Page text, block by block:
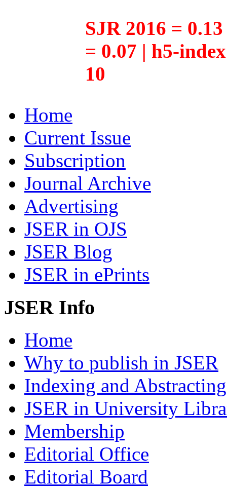
SJR 2016 =
= 0.07 | h5-
10
Home
Current Issue
Subscription
Journal Archive
Advertising
JSER in OJS
JSER Blog
JSER in ePrints
JSER Info
Home
Why to publish in JSER
Indexing and Abstracting
JSER in University
Membership
Editorial Office
Editorial Board